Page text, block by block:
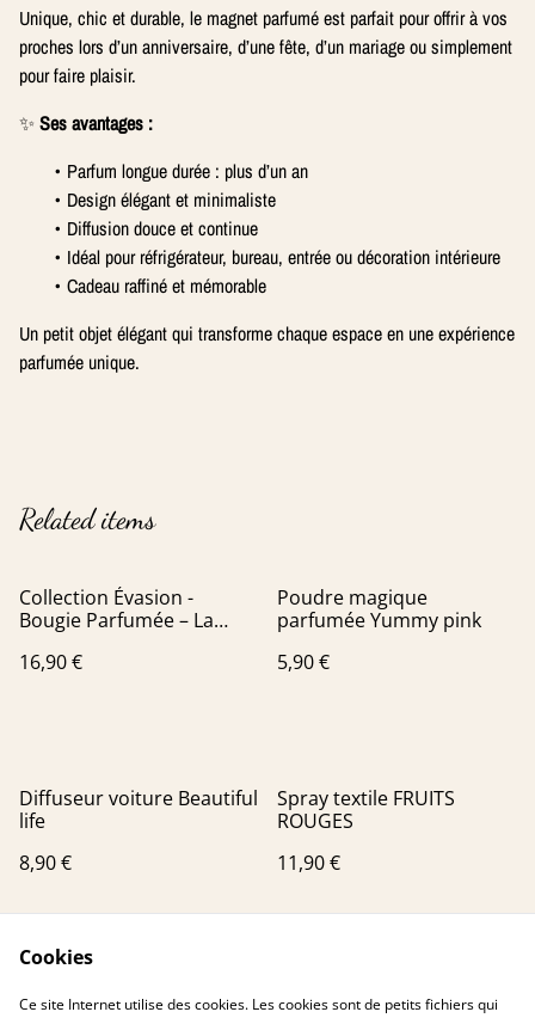
Unique, chic et durable, le magnet parfumé est parfait pour offrir à vos
proches lors d’un anniversaire, d’une fête, d’un mariage ou simplement
pour faire plaisir.
✨ Ses avantages :
Parfum longue durée : plus d’un an
Design élégant et minimaliste
Diffusion douce et continue
Idéal pour réfrigérateur, bureau, entrée ou décoration intérieure
Cadeau raffiné et mémorable
Un petit objet élégant qui transforme chaque espace en une expérience
parfumée unique.
Related items
Collection Évasion -
Bougie Parfumée – La
solaire)
16,90 €
Poudre magique
parfumée Yummy pink
5,90 €
Diffuseur voiture Beautiful
life
8,90 €
Spray textile FRUITS
ROUGES
11,90 €
Cookies
Ce site Internet utilise des cookies. Les cookies sont de petits fichiers qui